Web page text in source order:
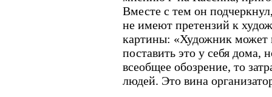
Вместе с тем он
не имеют претензий к
картины: «Художник может
поставить это у себя дома,
всеобщее обозрение, то
людей. Это вина